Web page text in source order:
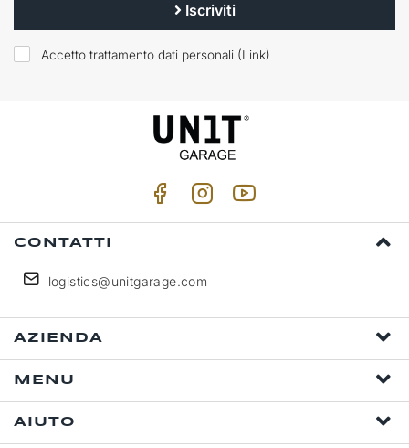
Iscriviti
Accetto trattamento dati personali (Link)
CONTATTI
logistics@unitgarage.com
AZIENDA
MENU
AIUTO